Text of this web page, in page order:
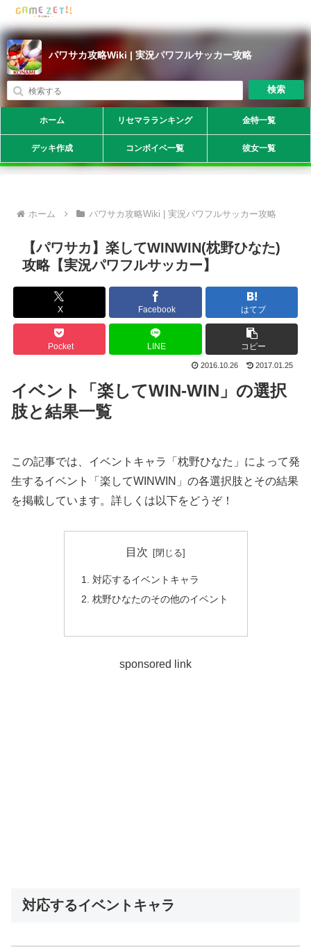
パワサカ攻略Wiki | 実況パワフルサッカー攻略
検索
ホーム リセマラランキング 金特一覧
デッキ作成 コンボイベ一覧 彼女一覧
ホーム パワサカ攻略Wiki | 実況パワフルサッカー攻略
【パワサカ】楽してWINWIN(枕野ひなた)
攻略【実況パワフルサッカー】
X Facebook はてブ
Pocket LINE コピー
2016.10.26 2017.01.25
イベント「楽してWIN-WIN」の選択
肢と結果一覧
この記事では、イベントキャラ「枕野ひなた」によって発
生するイベント「楽してWINWIN」の各選択肢とその結果
を掲載しています。詳しくは以下をどうぞ！
目次
対応するイベントキャラ
枕野ひなたのその他のイベント
sponsored link
対応するイベントキャラ